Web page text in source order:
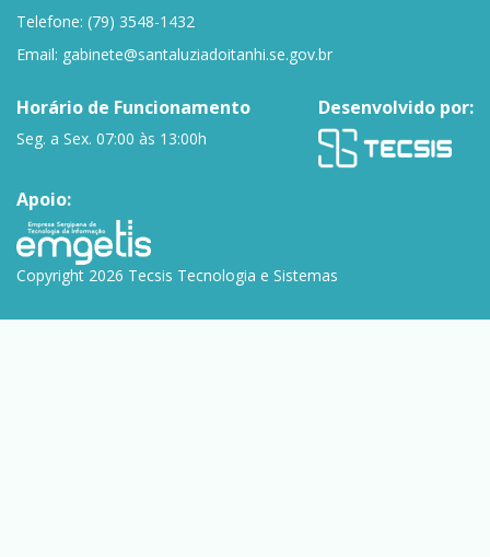
Telefone: (79) 3548-1432
Email: gabinete@santaluziadoitanhi.se.gov.br
Horário de Funcionamento
Seg. a Sex. 07:00 às 13:00h
Desenvolvido por:
Apoio:
Copyright 2026 Tecsis Tecnologia e Sistemas